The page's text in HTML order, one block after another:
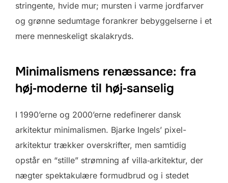
stringente, hvide mur; mursten i varme jordfarver
og grønne sedumtage forankrer bebyggelserne i et
mere menneskeligt skala­kryds.
Minimalismens renæssance: fra
høj‑moderne til høj‑sanselig
I 1990’erne og 2000’erne redefinerer dansk
arkitektur minimalismen. Bjarke Ingels’ pixel­
arkitektur trækker overskrifter, men samtidig
opstår en “stille” strømning af villa‑arkitektur, der
nægter spektakulære formudbrud og i stedet